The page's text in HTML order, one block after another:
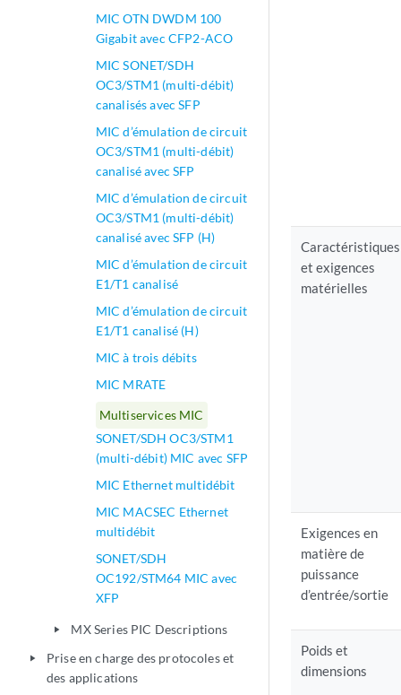
MIC OTN DWDM 100
Gigabit avec CFP2-ACO
MIC SONET/SDH
OC3/STM1 (multi-débit)
canalisés avec SFP
MIC d’émulation de circuit
OC3/STM1 (multi-débit)
canalisé avec SFP
MIC d’émulation de circuit
OC3/STM1 (multi-débit)
canalisé avec SFP (H)
MIC d’émulation de circuit
E1/T1 canalisé
MIC d’émulation de circuit
E1/T1 canalisé (H)
MIC à trois débits
MIC MRATE
Multiservices MIC
SONET/SDH OC3/STM1
(multi-débit) MIC avec SFP
MIC Ethernet multidébit
MIC MACSEC Ethernet
multidébit
SONET/SDH
OC192/STM64 MIC avec
XFP
play_arrow MX Series PIC Descriptions
play_arrow
Prise en charge des protocoles et
des applications
Caractéristiques
et exigences
matérielles
Exigences en
matière de
puissance
d’entrée/sortie
Poids et
dimensions